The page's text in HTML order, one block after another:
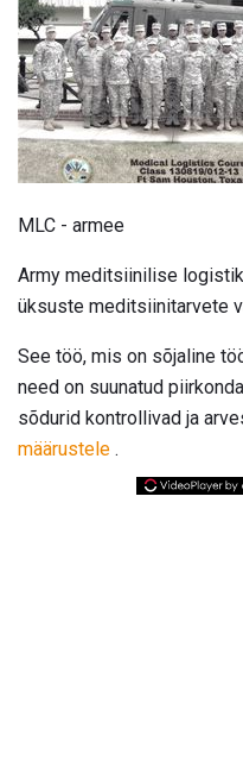
MLC - armee
Army meditsiinilise
üksuste meditsiinitarvete
See töö, mis on sõjaline
need on suunatud
sõdurid kontrollivad ja
määrustele .